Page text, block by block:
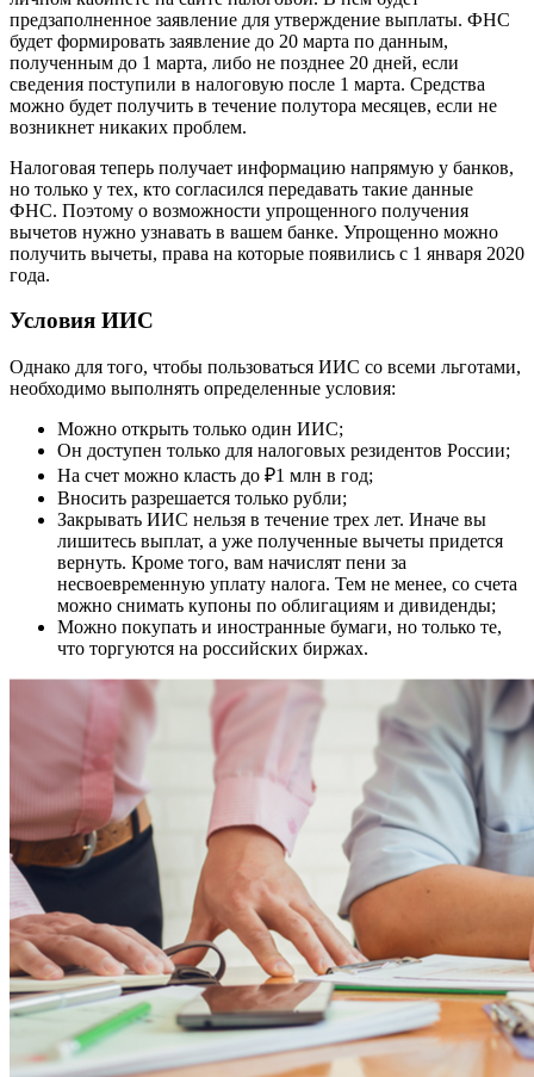
предзаполненное заявление для утверждение выплаты. ФНС
будет формировать заявление до 20 марта по данным,
полученным до 1 марта, либо не позднее 20 дней, если
сведения поступили в налоговую после 1 марта. Средства
можно будет получить в течение полутора месяцев, если не
возникнет никаких проблем.
Налоговая теперь получает информацию напрямую у банков,
но только у тех, кто согласился передавать такие данные
ФНС. Поэтому о возможности упрощенного получения
вычетов нужно узнавать в вашем банке. Упрощенно можно
получить вычеты, права на которые появились с 1 января 2020
года.
Условия ИИС
Однако для того, чтобы пользоваться ИИС со всеми льготами,
необходимо выполнять определенные условия:
Можно открыть только один ИИС;
Он доступен только для налоговых резидентов России;
На счет можно класть до ₽1 млн в год;
Вносить разрешается только рубли;
Закрывать ИИС нельзя в течение трех лет. Иначе вы
лишитесь выплат, а уже полученные вычеты придется
вернуть. Кроме того, вам начислят пени за
несвоевременную уплату налога. Тем не менее, со счета
можно снимать купоны по облигациям и дивиденды;
Можно покупать и иностранные бумаги, но только те,
что торгуются на российских биржах.